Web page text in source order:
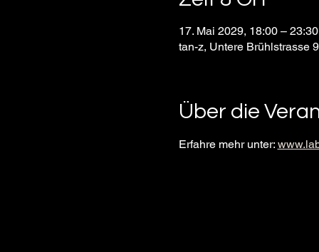
17. Mai 2029, 18:00 –
tan-z, Untere Brühlstrasse
Über die
Erfahre mehr unter: